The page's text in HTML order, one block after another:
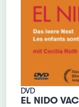
DVD
EL NIDO